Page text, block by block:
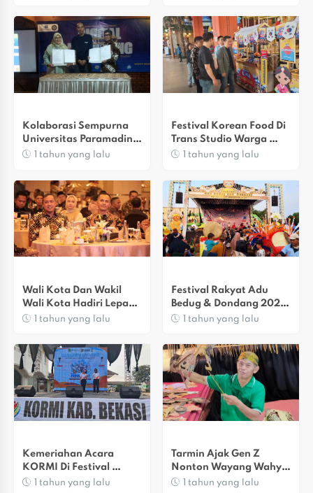
Kolaborasi Sempurna
Universitas Paramadina
Dan Pemdes
1 tahun yang lalu
Festival Korean Food Di
Trans Studio Warga
Sangat Antusias
1 tahun yang lalu
Wali Kota Dan Wakil
Wali Kota Hadiri Lepas
Sambut Komandan
1 tahun yang lalu
Festival Rakyat Adu
Bedug & Dondang 2025
Di Mustika Jaya
1 tahun yang lalu
Kemeriahan Acara
KORMI Di Festival
Olahraga Masyarakat Di
1 tahun yang lalu
Tarmin Ajak Gen Z
Nonton Wayang Wahyu
Makuto Romo Di Kota
1 tahun yang lalu